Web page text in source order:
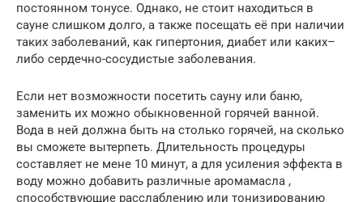
постоянном тонусе. Однако, не стоит находиться в
сауне слишком долго, а также посещать её при наличии
таких заболеваний, как гипертония, диабет или каких–
либо сердечно-сосудистые заболевания.
Если нет возможности посетить сауну или баню,
заменить их можно обыкновенной горячей ванной.
Вода в ней должна быть на столько горячей, на сколько
вы сможете вытерпеть. Длительность процедуры
составляет не мене 10 минут, а для усиления эффекта в
воду можно добавить различные аромамасла ,
способствующие расслаблению или тонизированию